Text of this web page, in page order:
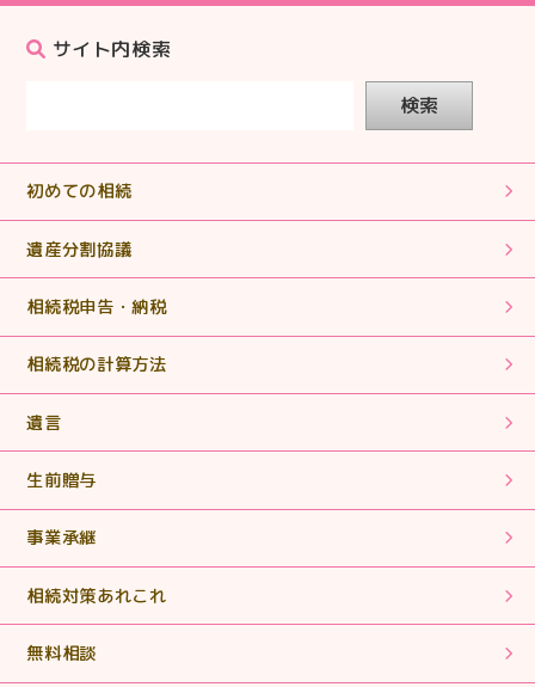
【相続税申告】電話対応もこまめで心強かったです。
【相続税申告】ていねいに対応していただきありがとう
【相続税申告】誰にも相談するつてのない方の支えとな
っていって下さい。
2025.07.31
【相続税申告】丁寧な説明でわかりやすくとても助かり
ました。
2025.06.18
【相続税申告・手続き】まさに「救世主」！ヒーローそ
のものでした。
サイト内検索
検索
初めての相続
遺産分割協議
相続税申告・納税
相続税の計算方法
遺言
生前贈与
事業承継
相続対策あれこれ
無料相談